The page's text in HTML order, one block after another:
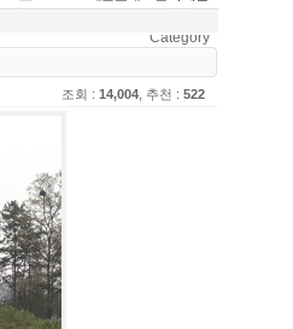
Category
조회 : 14,004 , 추천 : 522